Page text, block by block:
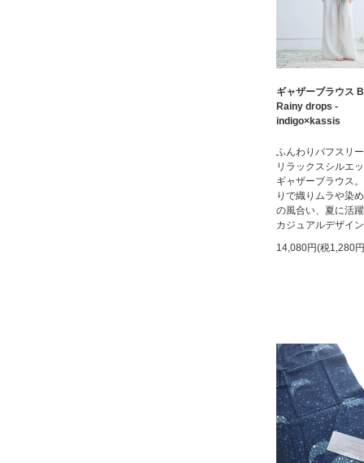
ギャザーブラウス
Rainy drops -
indigo×kassis
ふんわりパフスリ
リラックスシルエ
ギャザーブラウス
りで織りムラや染
の風合い、夏に活
カジュアルデザイ
14,080円(税1,280